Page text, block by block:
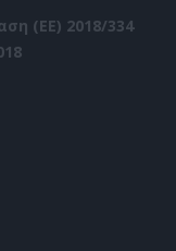
(ΕΕ) 2018/334